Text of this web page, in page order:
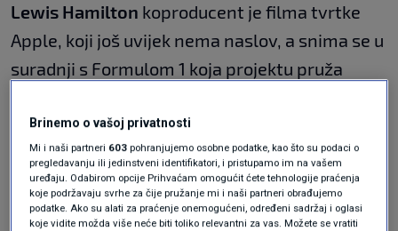
Lewis Hamilton koproducent je filma tvrtke
Apple, koji još uvijek nema naslov, a snima se u
suradnji s Formulom 1 koja projektu pruža
Pitt je razgovarao s komentatorom kanala Sky
Sports i bivšim vozačem Formule 1Martinom
Brundleomo svom iskustvu.
Brinemo o vašoj privatnosti
Mi i naši partneri 603 pohranjujemo osobne podatke, kao što su podaci o
pregledavanju ili jedinstveni identifikatori, i pristupamo im na vašem
uređaju. Odabirom opcije Prihvaćam omogućit ćete tehnologije praćenja
koje podržavaju svrhe za čije pružanje mi i naši partneri obrađujemo
podatke. Ako su alati za praćenje onemogućeni, određeni sadržaj i oglasi
koje vidite možda više neće biti toliko relevantni za vas. Možete se vratiti